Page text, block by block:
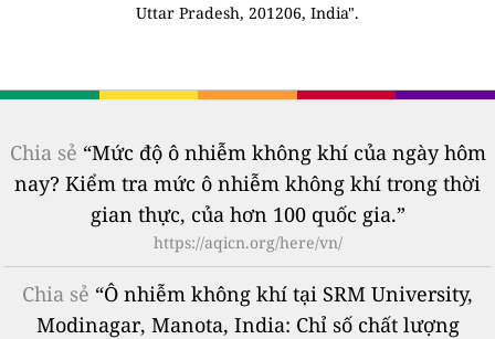
Uttar Pradesh, 201206, India".
Chia sẻ “Mức độ ô nhiễm không khí của ngày hôm
nay? Kiểm tra mức ô nhiễm không khí trong thời
gian thực, của hơn 100 quốc gia.”
https://aqicn.org/here/vn/
Chia sẻ “Ô nhiễm không khí tại SRM University,
Modinagar, Manota, India: Chỉ số chất lượng